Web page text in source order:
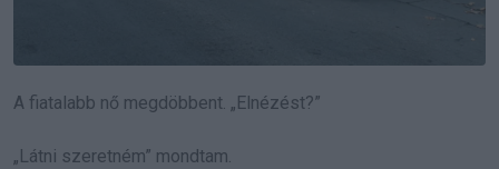
A fiatalabb nő megdöbbent. „Elnézést?”
„Látni szeretném” mondtam.